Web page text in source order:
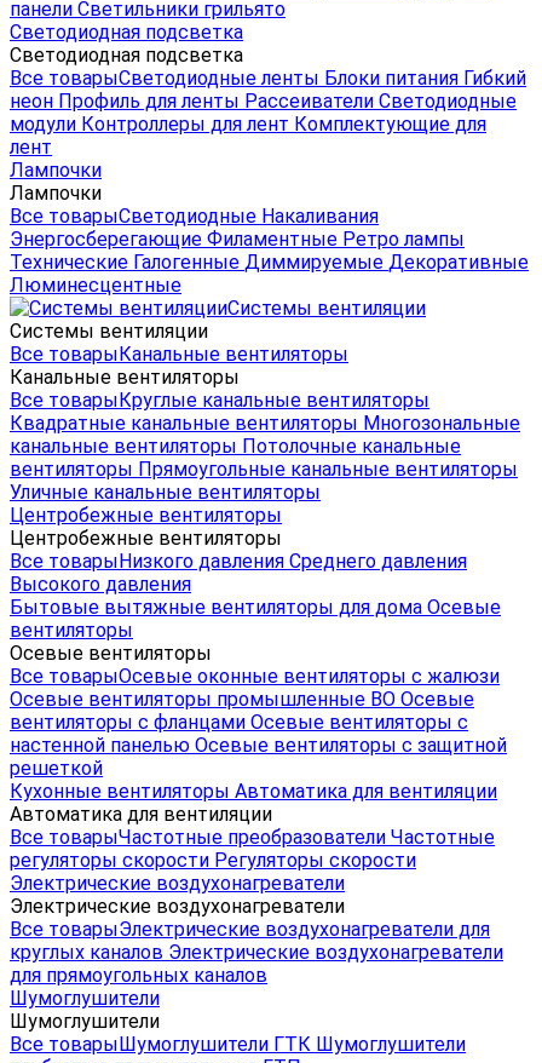
панели Светильники грильято
Светодиодная подсветка
Светодиодная подсветка
Все товарыСветодиодные ленты Блоки питания Гибкий
неон Профиль для ленты Рассеиватели Светодиодные
модули Контроллеры для лент Комплектующие для
лент
Лампочки
Лампочки
Все товарыСветодиодные Накаливания
Энергосберегающие Филаментные Ретро лампы
Технические Галогенные Диммируемые Декоративные
Люминесцентные
Системы вентиляции
Системы вентиляции
Все товарыКанальные вентиляторы
Канальные вентиляторы
Все товарыКруглые канальные вентиляторы
Квадратные канальные вентиляторы Многозональные
канальные вентиляторы Потолочные канальные
вентиляторы Прямоугольные канальные вентиляторы
Уличные канальные вентиляторы
Центробежные вентиляторы
Центробежные вентиляторы
Все товарыНизкого давления Среднего давления
Высокого давления
Бытовые вытяжные вентиляторы для дома Осевые
вентиляторы
Осевые вентиляторы
Все товарыОсевые оконные вентиляторы с жалюзи
Осевые вентиляторы промышленные ВО Осевые
вентиляторы с фланцами Осевые вентиляторы с
настенной панелью Осевые вентиляторы с защитной
решеткой
Кухонные вентиляторы Автоматика для вентиляции
Автоматика для вентиляции
Все товарыЧастотные преобразователи Частотные
регуляторы скорости Регуляторы скорости
Электрические воздухонагреватели
Электрические воздухонагреватели
Все товарыЭлектрические воздухонагреватели для
круглых каналов Электрические воздухонагреватели
для прямоугольных каналов
Шумоглушители
Шумоглушители
Все товарыШумоглушители ГТК Шумоглушители